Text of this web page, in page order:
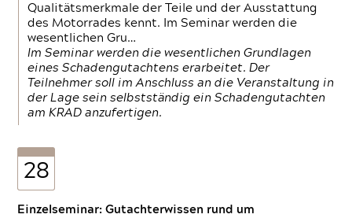
Qualitätsmerkmale der Teile und der Ausstattung
des Motorrades kennt. Im Seminar werden die
wesentlichen Gru…
Im Seminar werden die wesentlichen Grundlagen
eines Schadengutachtens erarbeitet. Der
Teilnehmer soll im Anschluss an die Veranstaltung in
der Lage sein selbstständig ein Schadengutachten
am KRAD anzufertigen.
28
Einzelseminar: Gutachterwissen rund um